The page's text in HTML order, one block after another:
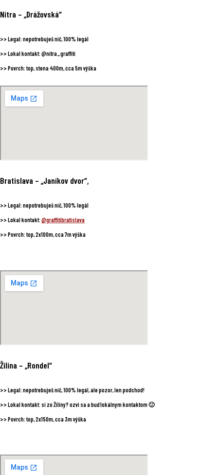
Nitra – „Drážovská“
>> Legal: nepotrebuješ nič, 100% legál
>> Lokal kontakt: @nitra_graffiti
>> Povrch: top, stena 400m, cca 5m výška
Bratislava – „Janíkov dvor“,
>> Legal: nepotrebuješ nič, 100% legál
>> Lokal kontakt: @graffitibratislava
>> Povrch: top, 2x100m, cca 7m výška
Žilina – „Rondel“
>> Legal: nepotrebuješ nič, 100% legál, ale pozor, len podchod!
>> Lokal kontakt: si zo Žiliny? ozvi sa a buď lokálnym kontaktom 🙂
>> Povrch: top, 2x150m, cca 3m výška